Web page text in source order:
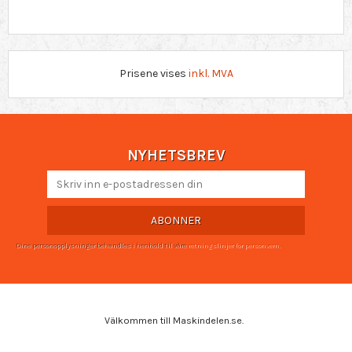
Prisene vises inkl. MVA
NYHETSBREV
ABONNER
Dine personopplysninger behandles i henhold til våre retningslinjer for personvern.
Välkommen till Maskindelen.se.